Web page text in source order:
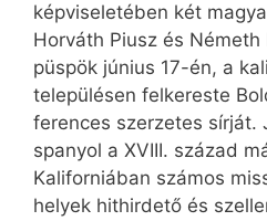
képviseletében két
Horváth Piusz és
püspök június 17-én, a
településen felkereste
ferences szerzetes sírját.
spanyol a XVIII. század
Kaliforniában számos
helyek hithirdető és